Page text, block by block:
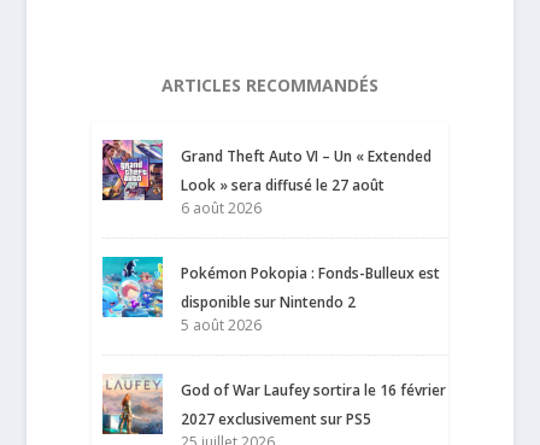
ARTICLES RECOMMANDÉS
Grand Theft Auto VI – Un « Extended
Look » sera diffusé le 27 août
6 août 2026
Pokémon Pokopia : Fonds-Bulleux est
disponible sur Nintendo 2
5 août 2026
God of War Laufey sortira le 16 février
2027 exclusivement sur PS5